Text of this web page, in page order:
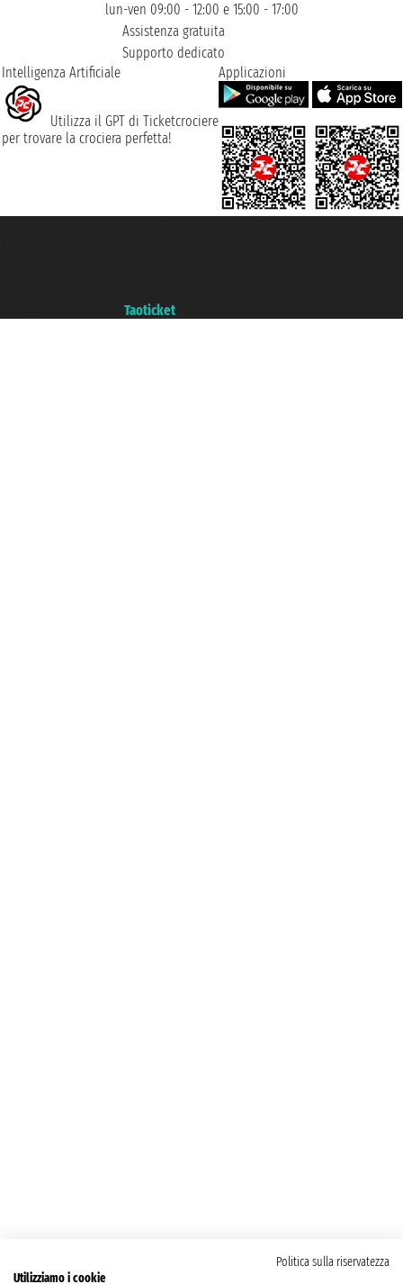
lun-ven 09:00 - 12:00 e 15:00 - 17:00
Assistenza gratuita
Supporto dedicato
Intelligenza Artificiale
Utilizza il GPT di Ticketcrociere
per trovare la crociera perfetta!
Applicazioni
Taoticket
Politica sulla riservatezza
Utilizziamo i cookie